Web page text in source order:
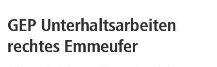
GEP Unterhaltsarbeiten
rechtes Emmeufer